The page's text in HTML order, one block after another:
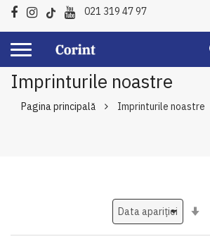
021 319 47 97
Imprinturile noastre
Pagina principală Imprinturile noastre